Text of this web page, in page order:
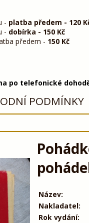
- platba předem - 120
- dobírka - 150 Kč
předem - 150 Kč
po telefonické
PODMÍNKY
Název:
Nakladatel:
Rok vydání: